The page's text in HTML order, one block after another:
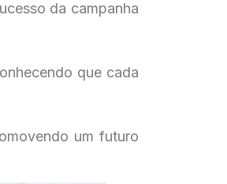
da campanha
que cada
um futuro